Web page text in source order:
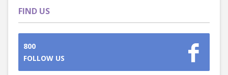
FIND US
800
FOLLOW US